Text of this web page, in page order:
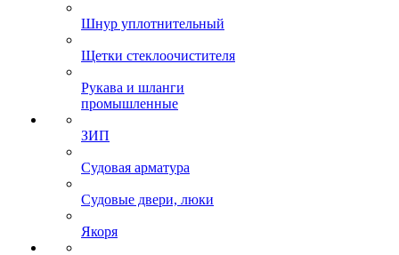
Шнур уплотнительный
Щетки стеклоочистителя
Рукава и шланги
промышленные
ЗИП
Судовая арматура
Судовые двери, люки
Якоря